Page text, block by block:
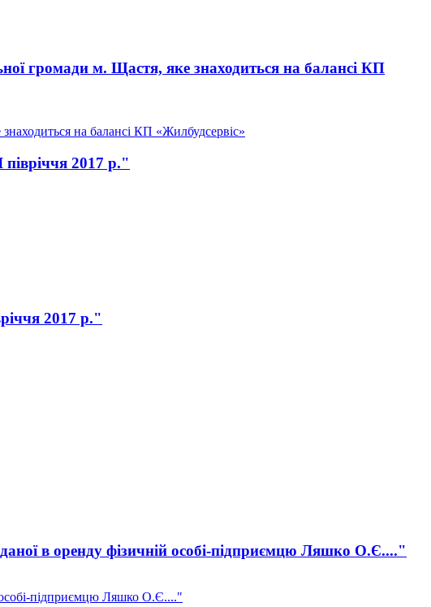
громади м. Щастя, яке знаходиться на балансі КП
на балансі КП «Жилбудсервіс»
2017 р."
2017 р."
в оренду фізичній особі-підприємцю Ляшко О.Є...."
особі-підприємцю Ляшко О.Є...."